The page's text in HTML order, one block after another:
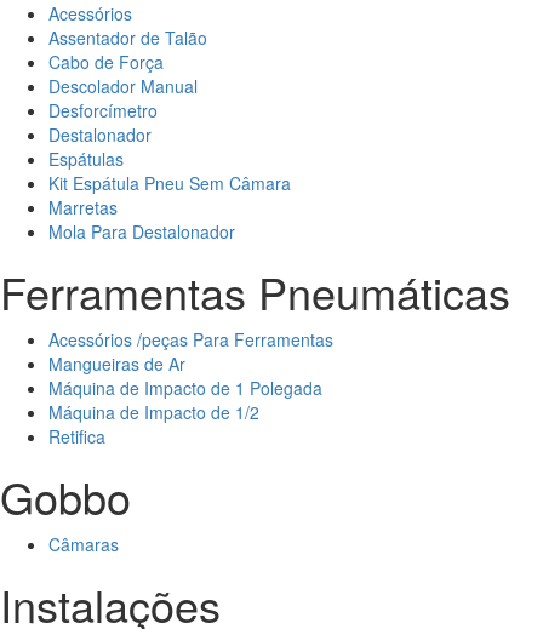
Acessórios
Assentador de Talão
Cabo de Força
Descolador Manual
Desforcímetro
Destalonador
Espátulas
Kit Espátula Pneu Sem Câmara
Marretas
Mola Para Destalonador
Ferramentas Pneumáticas
Acessórios /peças Para Ferramentas
Mangueiras de Ar
Máquina de Impacto de 1 Polegada
Máquina de Impacto de 1/2
Retifica
Gobbo
Câmaras
Instalações